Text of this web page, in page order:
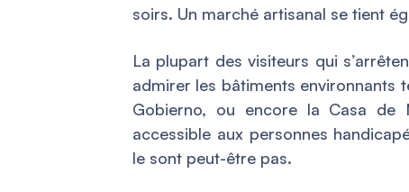
soirs. Un marché artisanal se tient
La plupart des visiteurs qui
admirer les bâtiments environnants
Gobierno, ou encore la Casa de
accessible aux personnes
le sont peut-être pas.